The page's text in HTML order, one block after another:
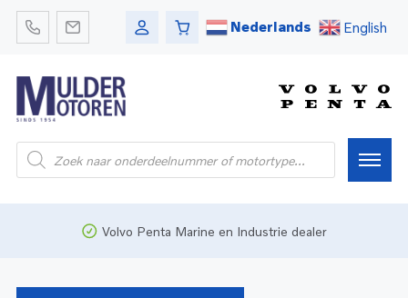
Nederlands English
Volvo Penta Marine en Industrie dealer